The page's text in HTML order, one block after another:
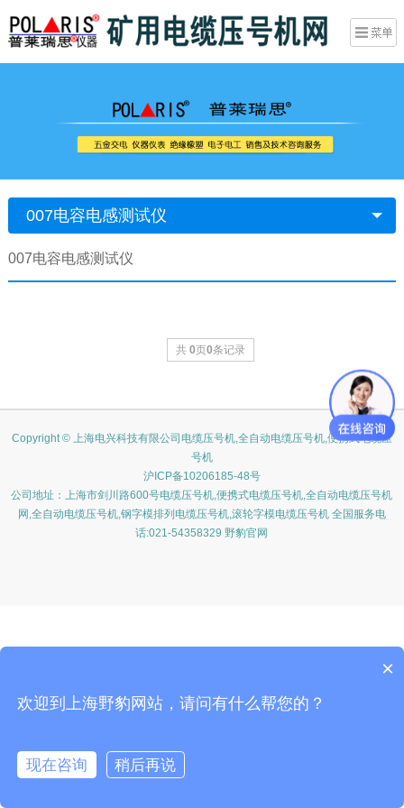
007电容电感测试仪
007电容电感测试仪
共0页0条记录
Copyright © 上海电兴科技有限公司电缆压号机,全自动电缆压号机,便携式电缆压
号机
沪ICP备10206185-48号
公司地址：上海市剑川路600号电缆压号机,便携式电缆压号机,全自动电缆压号机
网,全自动电缆压号机,钢字模排列电缆压号机,滚轮字模电缆压号机 全国服务电
话:021-54358329 野豹官网
×
欢迎到上海野豹网站，请问有什么帮您的？
现在咨询
稍后再说
在线咨询